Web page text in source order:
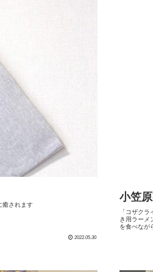
癒されます
2022.05.30
小笠
「コザク
き用ラーメ
を食べなが